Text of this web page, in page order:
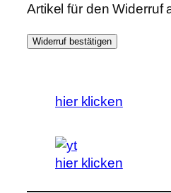
Artikel für den Widerruf
Widerruf bestätigen
hier klicken
hier klicken